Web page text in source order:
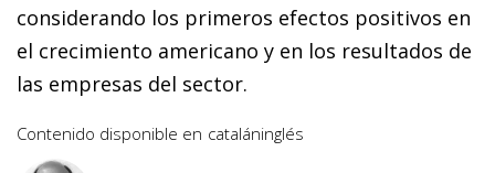
considerando los primeros efectos positivos en
el crecimiento americano y en los resultados de
las empresas del sector.
Contenido disponible en cataláninglés